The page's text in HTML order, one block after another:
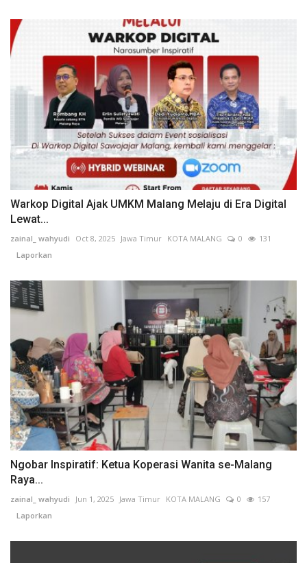
Warkop Digital Ajak UMKM Malang Melaju di Era Digital
Lewat...
zainal_ wahyudi Oct 8, 2025 Jawa Timur KOTA MALANG 0
131
Laporkan
Ngobar Inspiratif: Ketua Koperasi Wanita se-Malang
Raya...
zainal_ wahyudi Jun 1, 2025 Jawa Timur KOTA MALANG 0
157
Laporkan